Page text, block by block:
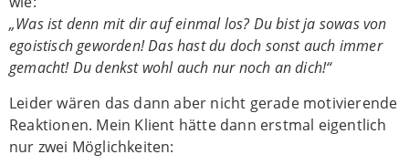
„Was ist denn mit dir auf einmal los? Du bist ja sowas von
egoistisch geworden! Das hast du doch sonst auch immer
gemacht! Du denkst wohl auch nur noch an dich!“
Leider wären das dann aber nicht gerade motivierende
Reaktionen. Mein Klient hätte dann erstmal eigentlich
nur zwei Möglichkeiten: